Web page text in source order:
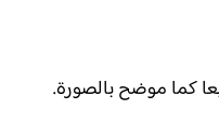
كما موضح بالصورة.